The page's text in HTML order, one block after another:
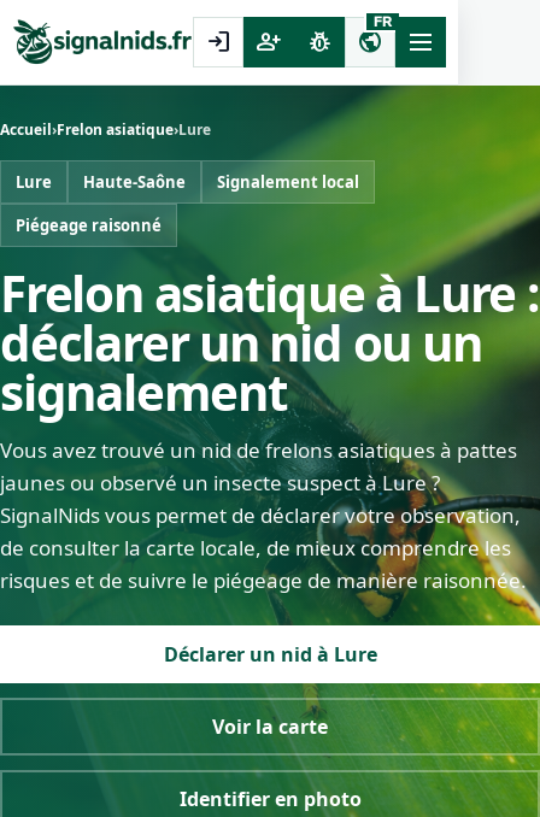
login person_add pest_control public
FR
Accueil›Frelon asiatique›Lure
Lure Haute-Saône
Signalement local
Piégeage raisonné
Frelon asiatique à Lure :
déclarer un nid ou un
signalement
Vous avez trouvé un nid de frelons asiatiques à pattes
jaunes ou observé un insecte suspect à Lure ?
SignalNids vous permet de déclarer votre observation,
de consulter la carte locale, de mieux comprendre les
risques et de suivre le piégeage de manière raisonnée.
Déclarer un nid à Lure
Voir la carte
Identifier en photo